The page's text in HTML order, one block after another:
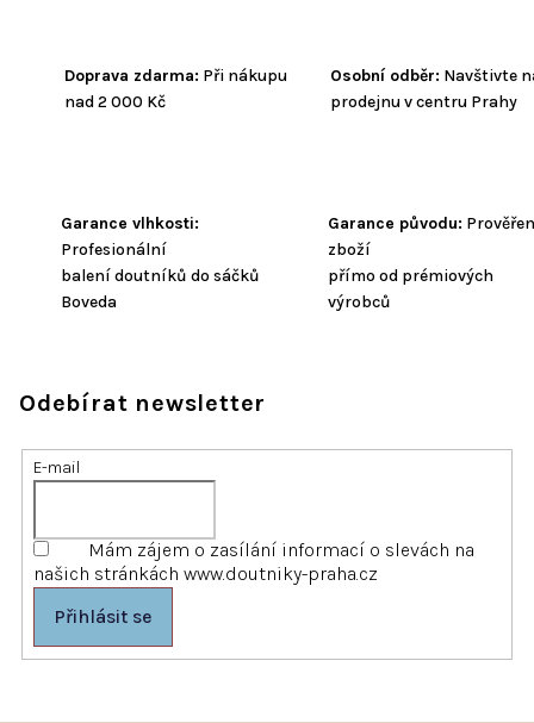
Doprava zdarma: Při nákupu
nad 2 000 Kč
Osobní odběr: Navštivte
prodejnu v centru Prahy
Garance vlhkosti:
Profesionální
balení doutníků do sáčků
Boveda
Garance původu:
zboží
přímo od prémiových
výrobců
Odebírat newsletter
E-mail
Mám zájem o zasílání informací o slevách na
našich stránkách www.doutniky-praha.cz
Přihlásit se